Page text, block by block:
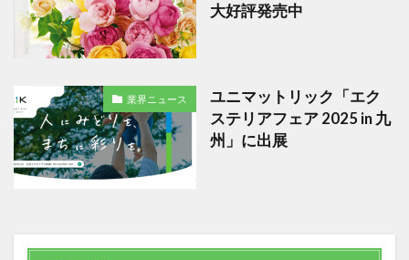
大好評発売中
業界ニュース
ユニマットリック「エク
ステリアフェア 2025 in 九
州」に出展